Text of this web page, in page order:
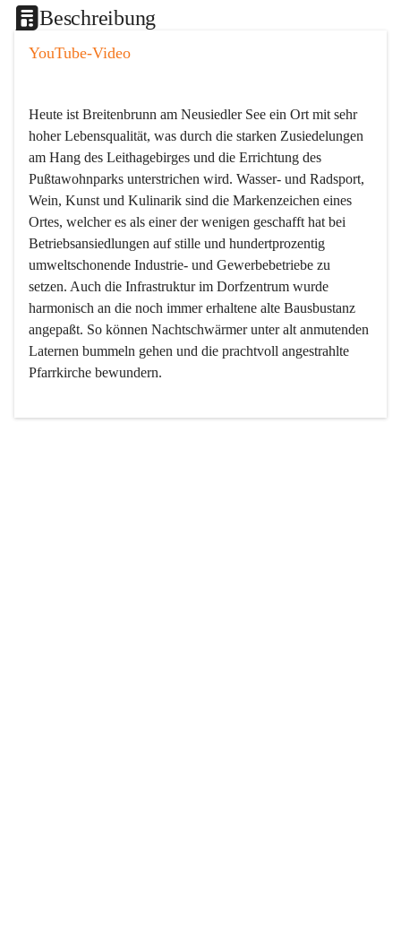
Beschreibung
YouTube-Video
Heute ist Breitenbrunn am Neusiedler See ein Ort mit sehr
hoher Lebensqualität, was durch die starken Zusiedelungen
am Hang des Leithagebirges und die Errichtung des
Pußtawohnparks unterstrichen wird. Wasser- und Radsport,
Wein, Kunst und Kulinarik sind die Markenzeichen eines
Ortes, welcher es als einer der wenigen geschafft hat bei
Betriebsansiedlungen auf stille und hundertprozentig
umweltschonende Industrie- und Gewerbebetriebe zu
setzen. Auch die Infrastruktur im Dorfzentrum wurde
harmonisch an die noch immer erhaltene alte Bausbustanz
angepaßt. So können Nachtschwärmer unter alt anmutenden
Laternen bummeln gehen und die prachtvoll angestrahlte
Pfarrkirche bewundern.
Der Weinbau dominert heute nicht mehr, ist aber integrativer